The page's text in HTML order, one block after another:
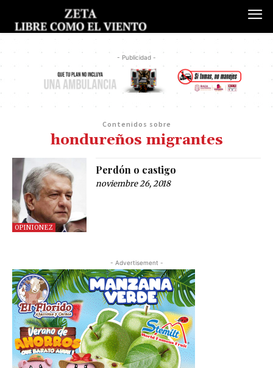
- Publicidad -
Contenidos sobre
hondureños migrantes
OPINIONEZ
Perdón o castigo
noviembre 26, 2018
- Advertisement -